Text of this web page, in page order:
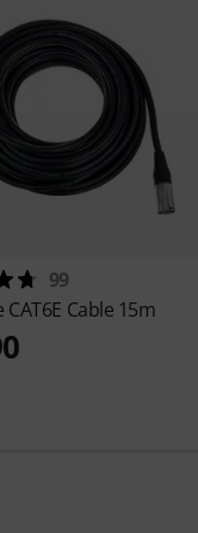
99
CAT6E Cable 15m